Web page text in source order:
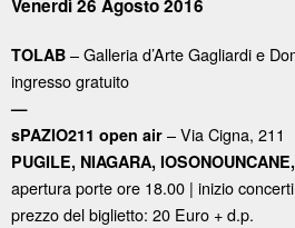
Venerdì 26 Agosto 2016
TOLAB – Galleria d’Arte Gagliardi e
ingresso gratuito
—
sPAZIO211 open air – Via Cigna, 211
PUGILE, NIAGARA,
apertura porte ore 18.00 | inizio
prezzo del biglietto: 20 Euro + d.p.